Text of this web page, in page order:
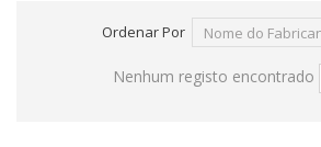
Ordenar Por Nome do
Nenhum registo encontrado